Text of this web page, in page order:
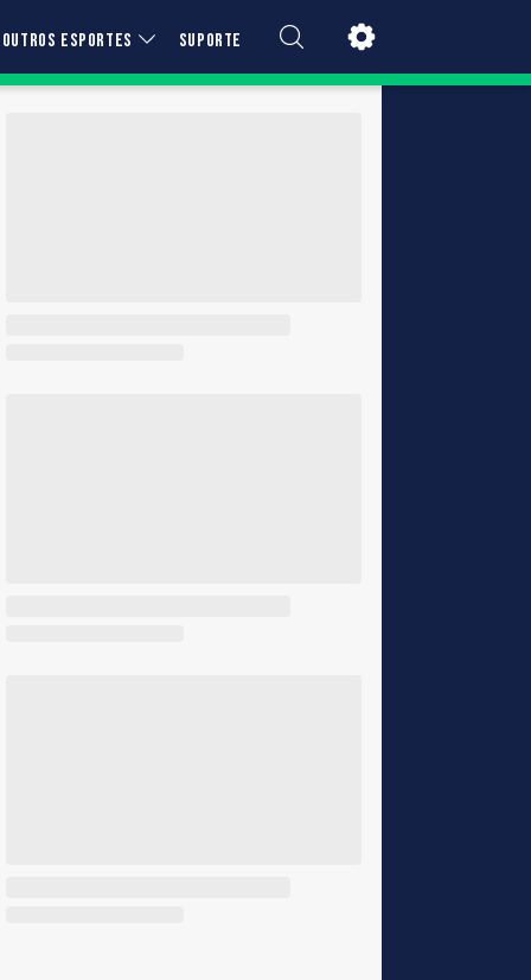
OUTROS ESPORTES SUPORTE